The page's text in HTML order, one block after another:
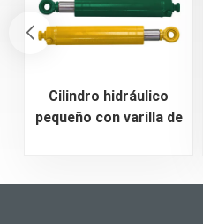
Cilindro hidráulico
pequeño con varilla de